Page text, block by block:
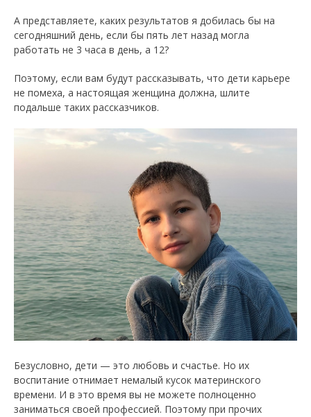
А представляете, каких результатов я добилась бы на
сегодняшний день, если бы пять лет назад могла
работать не 3 часа в день, а 12?
Поэтому, если вам будут рассказывать, что дети карьере
не помеха, а настоящая женщина должна, шлите
подальше таких рассказчиков.
Безусловно, дети — это любовь и счастье. Но их
воспитание отнимает немалый кусок материнского
времени. И в это время вы не можете полноценно
заниматься своей профессией. Поэтому при прочих